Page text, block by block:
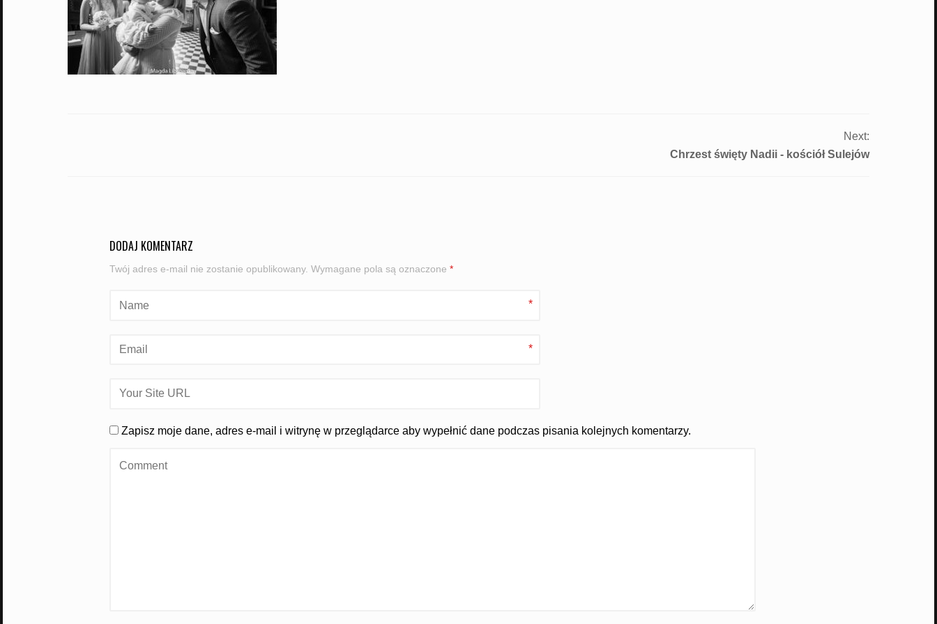
Next:
Chrzest święty Nadii - kościół Sulejów
DODAJ KOMENTARZ
Twój adres e-mail nie zostanie opublikowany. Wymagane pola są oznaczone*
*
*
Zapisz moje dane, adres e-mail i witrynę w przeglądarce aby wypełnić dane podczas pisania kolejnych komentarzy.